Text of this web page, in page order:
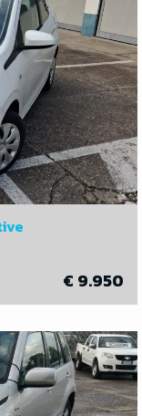
€ 9.950